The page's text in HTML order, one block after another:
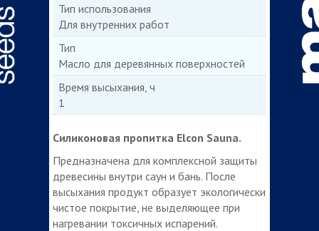
Тип использования
Для внутренних работ
Тип
Масло для деревянных поверхностей
Время высыхания, ч
1
Силиконовая пропитка Elcon Sauna.
Предназначена для комплексной защиты
древесины внутри саун и бань. После
высыхания продукт образует экологически
чистое покрытие, не выделяющее при
нагревании токсичных испарений.